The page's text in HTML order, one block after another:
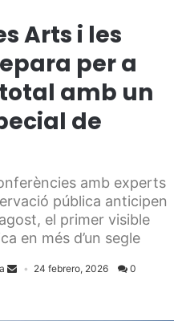
Arts i les
per a
amb un
de
amb experts
pública anticipen
el primer visible
en més d’un segle
24 febrero, 2026 0